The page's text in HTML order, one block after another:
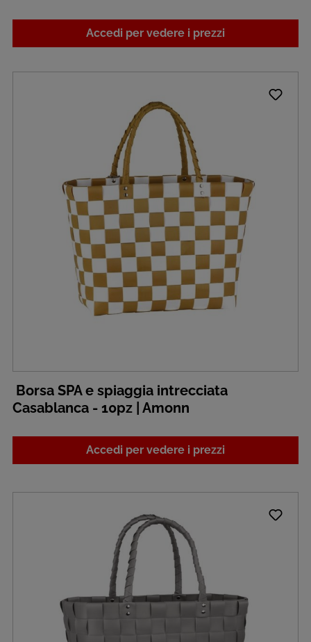
Accedi per vedere i prezzi
Borsa SPA e spiaggia intrecciata
Casablanca - 10pz | Amonn
Accedi per vedere i prezzi